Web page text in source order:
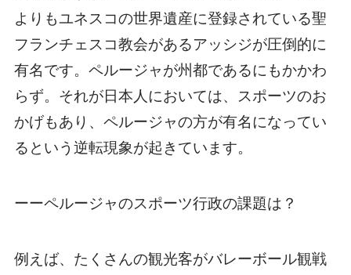
よりもユネスコの世界遺産に登録されている聖
フランチェスコ教会があるアッシジが圧倒的に
有名です。ペルージャが州都であるにもかかわ
らず。それが日本人においては、スポーツのお
かげもあり、ペルージャの方が有名になってい
るという逆転現象が起きています。
ーーペルージャのスポーツ行政の課題は？
例えば、たくさんの観光客がバレーボール観戦